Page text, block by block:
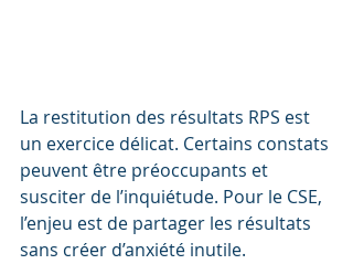
La restitution des résultats RPS est
un exercice délicat. Certains constats
peuvent être préoccupants et
susciter de l’inquiétude. Pour le CSE,
l’enjeu est de partager les résultats
sans créer d’anxiété inutile.